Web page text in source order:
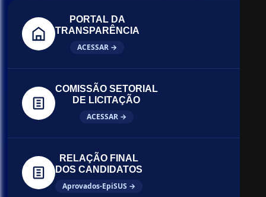
PORTAL DA
TRANSPARÊNCIA
ACESSAR →
COMISSÃO SETORIAL
DE LICITAÇÃO
ACESSAR →
RELAÇÃO FINAL
DOS CANDIDATOS
Aprovados-EpiSUS →